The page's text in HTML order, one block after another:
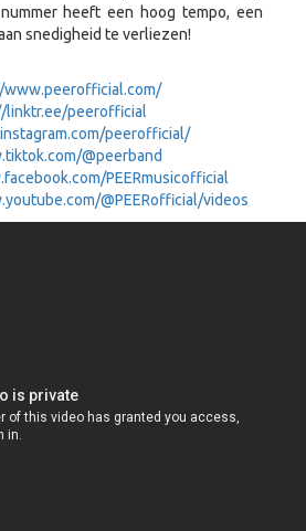
heeft een hoog tempo, een
snedigheid te verliezen!
www.peerofficial.com/
linktr.ee/peerofficial
peerofficial/
@peerband
PEERmusicofficial
@PEERofficial/videos